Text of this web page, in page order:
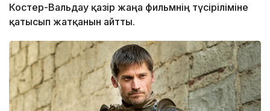
Костер-Вальдау қазір жаңа фильмнің түсіріліміне
қатысып жатқанын айтты.